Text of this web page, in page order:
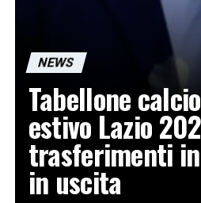
NEWS
Tabellone
estivo Lazio
trasferimenti
in uscita